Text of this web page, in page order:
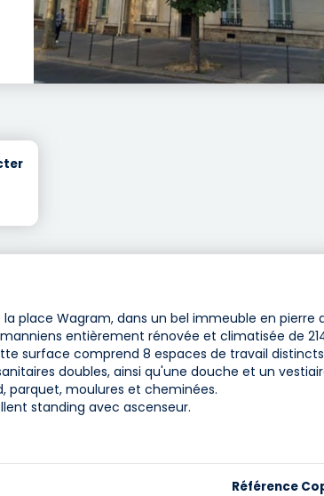
place Wagram, dans un bel immeuble en pierre
entièrement rénovée et climatisée de
surface comprend 8 espaces de travail
doubles, ainsi qu'une douche et un
parquet, moulures et cheminées.
standing avec ascenseur.
Référence